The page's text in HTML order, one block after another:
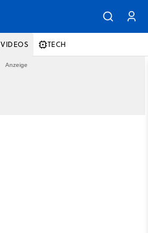
VIDEOS TECH